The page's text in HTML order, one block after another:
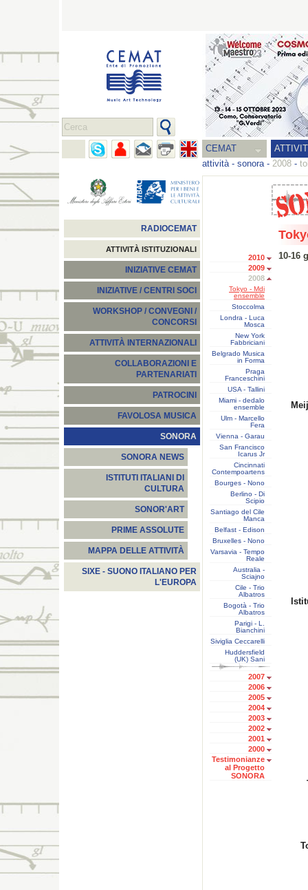
CEMAT
attività- sonora- 2008 -
RADIOCEMAT
ATTIVITÀ ISTITUZIONALI
INIZIATIVE CEMAT
INIZIATIVE / CENTRI SOCI
WORKSHOP / CONVEGNI /
CONCORSI
ATTIVITÀ INTERNAZIONALI
COLLABORAZIONI E
PARTENARIATI
PATROCINI
FAVOLOSA MUSICA
SONORA
SONORA NEWS
ISTITUTI ITALIANI DI
CULTURA
SONOR'ART
PRIME ASSOLUTE
MAPPA DELLE ATTIVITÀ
SIXE - SUONO ITALIANO PER
L'EUROPA
2010
2009
2008
Tokyo - Mdi
ensemble
Stoccolma
Londra - Luca
Mosca
New York
Fabbriciani
Belgrado Musica
in Forma
Praga
Franceschini
USA - Tallini
Miami - dedalo
ensemble
Ulm - Marcello
Fera
Vienna - Garau
San Francisco
Icarus Jr
Cincinnati
Contempoartens
Bourges - Nono
Berlino - Di
Scipio
Santiago del Cile
Manca
Belfast - Edison
Bruxelles - Nono
Varsavia - Tempo
Reale
Australia -
Sciajno
Cile - Trio
Albatros
Bogotà - Trio
Albatros
Parigi - L.
Bianchini
Siviglia Ceccarelli
Huddersfield
(UK) Sani
2007
2006
2005
2004
2003
2002
2001
2000
Testimonianze
al Progetto
SONORA
10-16